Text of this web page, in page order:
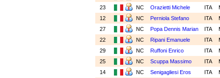
23
NC Orazietti Michele ITA
12
NC Perniola Stefano ITA
27
NC Popa Dennis Marian ITA
22
NC Ripani Emanuele ITA
29
NC Ruffoni Enrico ITA
25
NC Scuppa Massimo ITA
14
NC Senigagliesi Eros ITA